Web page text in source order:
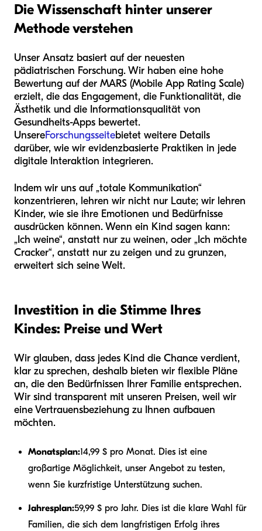
Die Wissenschaft hinter unserer
Methode verstehen
Unser Ansatz basiert auf der neuesten
pädiatrischen Forschung. Wir haben eine hohe
Bewertung auf der MARS (Mobile App Rating Scale)
erzielt, die das Engagement, die Funktionalität, die
Ästhetik und die Informationsqualität von
Gesundheits-Apps bewertet.
UnsereForschungsseitebietet weitere Details
darüber, wie wir evidenzbasierte Praktiken in jede
digitale Interaktion integrieren.
Indem wir uns auf „totale Kommunikation“
konzentrieren, lehren wir nicht nur Laute; wir lehren
Kinder, wie sie ihre Emotionen und Bedürfnisse
ausdrücken können. Wenn ein Kind sagen kann:
„Ich weine“, anstatt nur zu weinen, oder „Ich möchte
Cracker“, anstatt nur zu zeigen und zu grunzen,
erweitert sich seine Welt.
Investition in die Stimme Ihres
Kindes: Preise und Wert
Wir glauben, dass jedes Kind die Chance verdient,
klar zu sprechen, deshalb bieten wir flexible Pläne
an, die den Bedürfnissen Ihrer Familie entsprechen.
Wir sind transparent mit unseren Preisen, weil wir
eine Vertrauensbeziehung zu Ihnen aufbauen
möchten.
Monatsplan:14,99 $ pro Monat. Dies ist eine
großartige Möglichkeit, unser Angebot zu testen,
wenn Sie kurzfristige Unterstützung suchen.
Jahresplan:59,99 $ pro Jahr. Dies ist die klare Wahl für
Familien, die sich dem langfristigen Erfolg ihres